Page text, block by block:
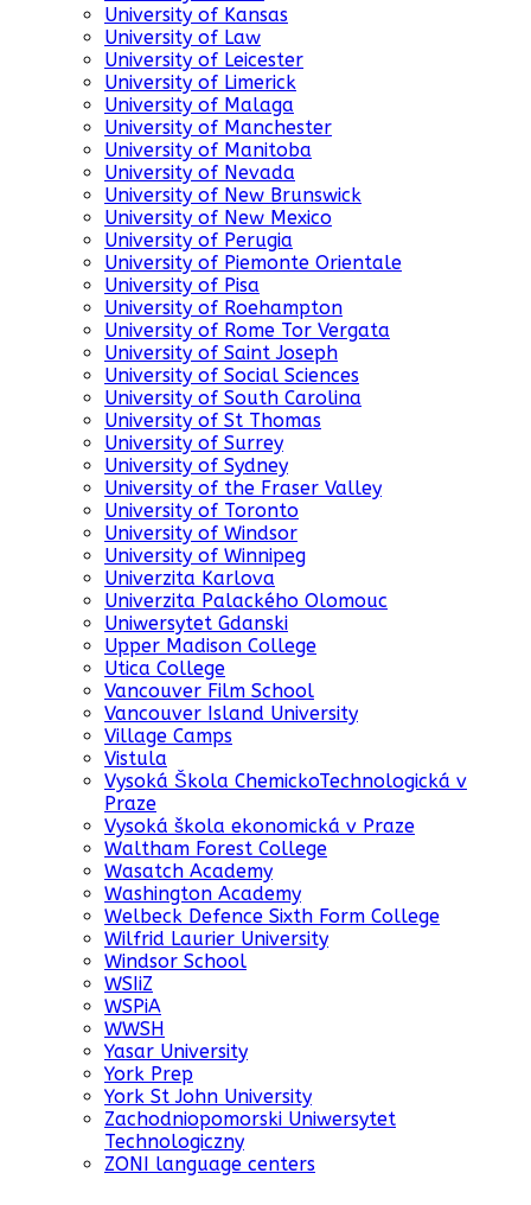
University of Kansas
University of Law
University of Leicester
University of Limerick
University of Malaga
University of Manchester
University of Manitoba
University of Nevada
University of New Brunswick
University of New Mexico
University of Perugia
University of Piemonte Orientale
University of Pisa
University of Roehampton
University of Rome Tor Vergata
University of Saint Joseph
University of Social Sciences
University of South Carolina
University of St Thomas
University of Surrey
University of Sydney
University of the Fraser Valley
University of Toronto
University of Windsor
University of Winnipeg
Univerzita Karlova
Univerzita Palackého Olomouc
Uniwersytet Gdanski
Upper Madison College
Utica College
Vancouver Film School
Vancouver Island University
Village Camps
Vistula
Vysoká Škola ChemickoTechnologická v
Praze
Vysoká škola ekonomická v Praze
Waltham Forest College
Wasatch Academy
Washington Academy
Welbeck Defence Sixth Form College
Wilfrid Laurier University
Windsor School
WSIiZ
WSPiA
WWSH
Yasar University
York Prep
York St John University
Zachodniopomorski Uniwersytet
Technologiczny
ZONI language centers